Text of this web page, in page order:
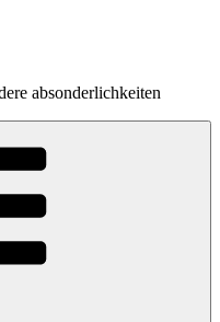
absonderlichkeiten